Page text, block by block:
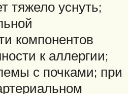
тяжело уснуть;
компонентов
к аллергии;
с почками; при